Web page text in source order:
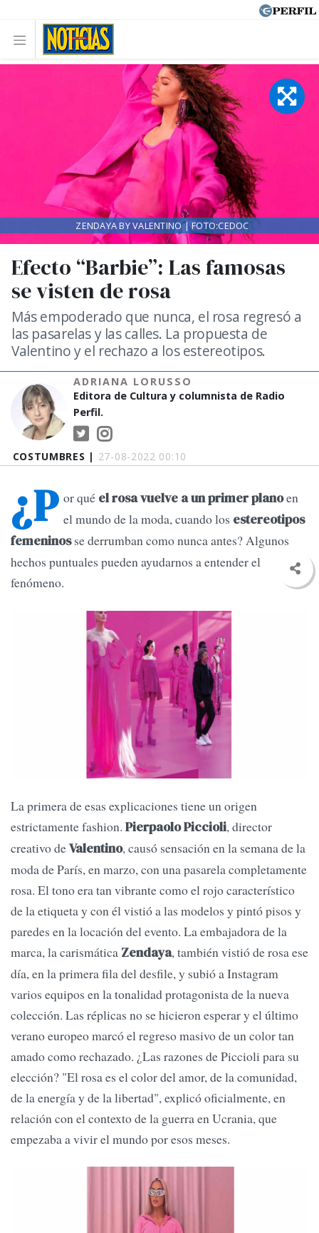
COSTUMBRES | 27-08-2022 00:10
Efecto “Barbie”: Las famosas
se visten de rosa
Más empoderado que nunca, el rosa regresó a
las pasarelas y las calles. La propuesta de
Valentino y el rechazo a los estereotipos.
ADRIANA LORUSSO
Editora de Cultura y columnista de Radio
Perfil.
ZENDAYA BY VALENTINO | FOTO:CEDOC
¿P or qué el rosa vuelve a un primer planoen
el mundo de la moda, cuando los estereotipos
femeninosse derrumban como nunca antes? Algunos
hechos puntuales pueden ayudarnos a entender el
fenómeno.
La primera de esas explicaciones tiene un origen
estrictamente fashion. Pierpaolo Piccioli, director
creativo deValentino, causó sensación en la semana de la
moda de París, en marzo, con una pasarela completamente
rosa. El tono era tan vibrante como el rojo característico
de la etiqueta y con él vistió a las modelos y pintó pisos y
paredes en la locación del evento. La embajadora de la
marca, la carismática Zendaya, también vistió de rosa ese
día, en la primera fila del desfile, y subió a Instagram
varios equipos en la tonalidad protagonista de la nueva
colección. Las réplicas no se hicieron esperar y el último
verano europeo marcó el regreso masivo de un color tan
amado como rechazado. ¿Las razones de Piccioli para su
elección? "El rosa es el color del amor, de la comunidad,
de la energía y de la libertad", explicó oficialmente, en
relación con el contexto de la guerra en Ucrania, que
empezaba a vivir el mundo por esos meses.